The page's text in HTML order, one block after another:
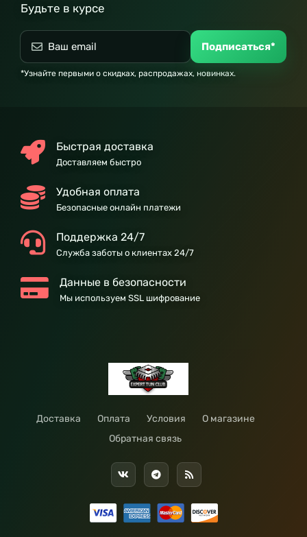
Будьте в курсе
Подписаться*
*Узнайте первыми о скидках, распродажах, новинках.
Быстрая доставка
Доставляем быстро
Удобная оплата
Безопасные онлайн платежи
Поддержка 24/7
Служба заботы о клиентах 24/7
Данные в безопасности
Мы используем SSL шифрование
Доставка Оплата Условия
О магазине
Обратная связь